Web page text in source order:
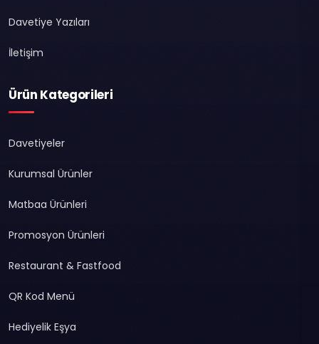
Davetiye Yazıları
İletişim
Ürün Kategorileri
Davetiyeler
Kurumsal Ürünler
Matbaa Ürünleri
Promosyon Ürünleri
Restaurant & Fastfood
QR Kod Menü
Hediyelik Eşya